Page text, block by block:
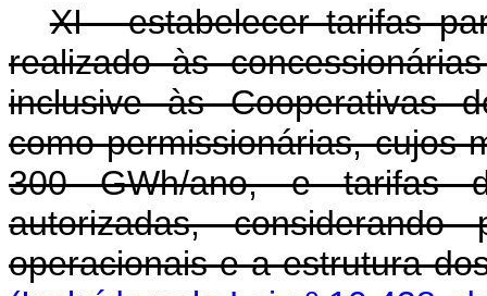
XI - estabelecer tarifas
realizado às
inclusive às Cooperativas
como permissionárias, cujos
300 GWh/ano, e tarifas
autorizadas, considerando
operacionais e a